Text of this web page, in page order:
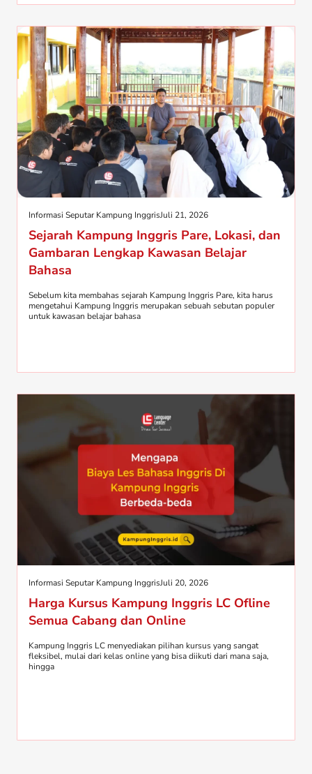
Informasi Seputar Kampung InggrisJuli 21, 2026
Sejarah Kampung Inggris Pare, Lokasi, dan
Gambaran Lengkap Kawasan Belajar
Bahasa
Sebelum kita membahas sejarah Kampung Inggris Pare, kita harus
mengetahui Kampung Inggris merupakan sebuah sebutan populer
untuk kawasan belajar bahasa
Informasi Seputar Kampung InggrisJuli 20, 2026
Harga Kursus Kampung Inggris LC Ofline
Semua Cabang dan Online
Kampung Inggris LC menyediakan pilihan kursus yang sangat
fleksibel, mulai dari kelas online yang bisa diikuti dari mana saja,
hingga